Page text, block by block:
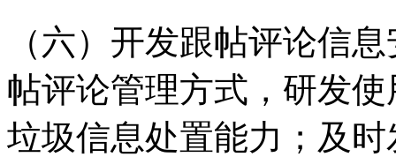
（六）开发跟帖评论信
帖评论管理方式，研发
垃圾信息处置能力；及